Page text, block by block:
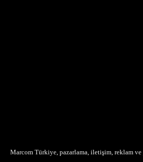
Marcom Türkiye, pazarlama, iletişim, reklam ve